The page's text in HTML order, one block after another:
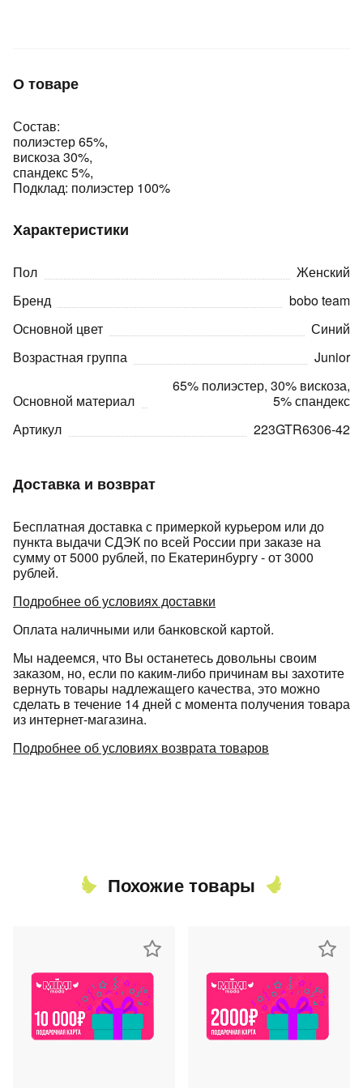
Доставка и возврат
Бесплатная доставка с примеркой курьером или до
пункта выдачи СДЭК по всей России при заказе на
сумму от 5000 рублей, по Екатеринбургу - от 3000
рублей.
Подробнее об условиях доставки
Оплата наличными или банковской картой.
Мы надеемся, что Вы останетесь довольны своим
заказом, но, если по каким-либо причинам вы захотите
вернуть товары надлежащего качества, это можно
сделать в течение 14 дней с момента получения товара
из интернет-магазина.
Подробнее об условиях возврата товаров
О товаре
Состав:
полиэстер 65%,
вискоза 30%,
спандекс 5%,
Подклад: полиэстер 100%
Характеристики
Пол
Женский
Бренд
bobo team
Основной цвет
Синий
Возрастная группа
Junior
Основной материал
65% полиэстер, 30% вискоза,
5% спандекс
Артикул
223GTR6306-42
Похожие товары
недели